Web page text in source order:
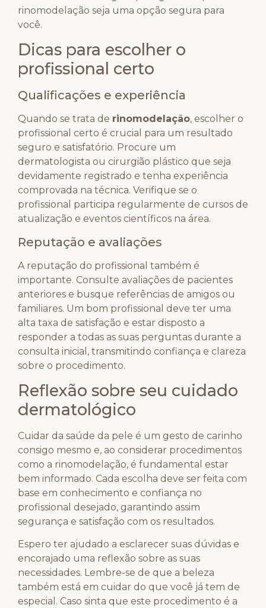
rinomodelação seja uma opção segura para
você.
Dicas para escolher o
profissional certo
Qualificações e experiência
Quando se trata de rinomodelação, escolher o
profissional certo é crucial para um resultado
seguro e satisfatório. Procure um
dermatologista ou cirurgião plástico que seja
devidamente registrado e tenha experiência
comprovada na técnica. Verifique se o
profissional participa regularmente de cursos de
atualização e eventos científicos na área.
Reputação e avaliações
A reputação do profissional também é
importante. Consulte avaliações de pacientes
anteriores e busque referências de amigos ou
familiares. Um bom profissional deve ter uma
alta taxa de satisfação e estar disposto a
responder a todas as suas perguntas durante a
consulta inicial, transmitindo confiança e clareza
sobre o procedimento.
Reflexão sobre seu cuidado
dermatológico
Cuidar da saúde da pele é um gesto de carinho
consigo mesmo e, ao considerar procedimentos
como a rinomodelação, é fundamental estar
bem informado. Cada escolha deve ser feita com
base em conhecimento e confiança no
profissional desejado, garantindo assim
segurança e satisfação com os resultados.
Espero ter ajudado a esclarecer suas dúvidas e
encorajado uma reflexão sobre as suas
necessidades. Lembre-se de que a beleza
também está em cuidar do que você já tem de
especial. Caso sinta que este procedimento é a